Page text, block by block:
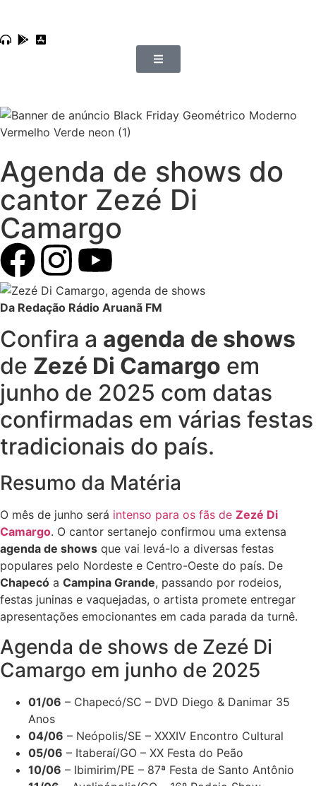
Agenda de shows do
cantor Zezé Di
Camargo
Da Redação Rádio Aruanã FM
Confira a agenda de shows
de Zezé Di Camargo em
junho de 2025 com datas
confirmadas em várias festas
tradicionais do país.
Resumo da Matéria
O mês de junho será intenso para os fãs de Zezé Di
Camargo. O cantor sertanejo confirmou uma extensa
agenda de shows que vai levá-lo a diversas festas
populares pelo Nordeste e Centro-Oeste do país. De
Chapecó a Campina Grande, passando por rodeios,
festas juninas e vaquejadas, o artista promete entregar
apresentações emocionantes em cada parada da turnê.
Agenda de shows de Zezé Di
Camargo em junho de 2025
01/06 – Chapecó/SC – DVD Diego & Danimar 35
Anos
04/06 – Neópolis/SE – XXXIV Encontro Cultural
05/06 – Itaberaí/GO – XX Festa do Peão
10/06 – Ibimirim/PE – 87ª Festa de Santo Antônio